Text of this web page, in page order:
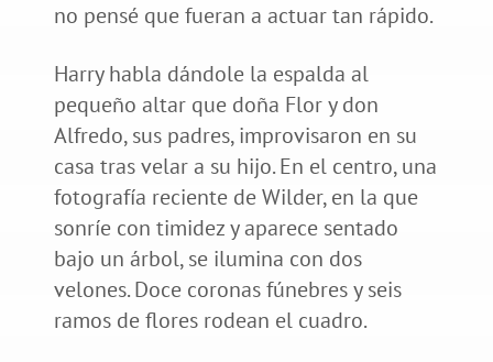
no pensé que fueran a actuar tan rápido.
Harry habla dándole la espalda al
pequeño altar que doña Flor y don
Alfredo, sus padres, improvisaron en su
casa tras velar a su hijo. En el centro, una
fotografía reciente de Wilder, en la que
sonríe con timidez y aparece sentado
bajo un árbol, se ilumina con dos
velones. Doce coronas fúnebres y seis
ramos de flores rodean el cuadro.